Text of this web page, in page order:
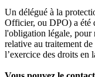
Un délégué à la
Officier, ou DPO) a été
l'obligation légale, pour
relative au traitement de
l’exercice des droits en